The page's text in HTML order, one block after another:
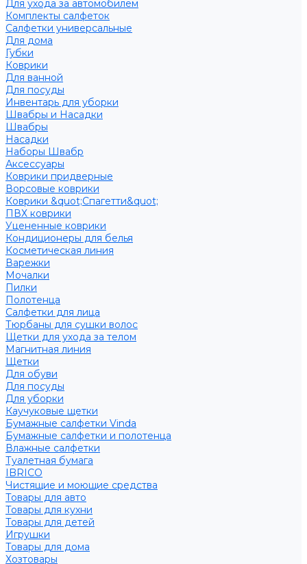
Для ухода за автомобилем
Комплекты салфеток
Салфетки универсальные
Для дома
Губки
Коврики
Для ванной
Для посуды
Инвентарь для уборки
Швабры и Насадки
Швабры
Насадки
Наборы Швабр
Аксессуары
Коврики придверные
Ворсовые коврики
Коврики &quot;Спагетти&quot;
ПВХ коврики
Уцененные коврики
Кондиционеры для белья
Косметическая линия
Варежки
Мочалки
Пилки
Полотенца
Салфетки для лица
Тюрбаны для сушки волос
Щетки для ухода за телом
Магнитная линия
Щетки
Для обуви
Для посуды
Для уборки
Каучуковые щетки
Бумажные салфетки Vinda
Бумажные салфетки и полотенца
Влажные салфетки
Туалетная бумага
IBRICO
Чистящие и моющие средства
Товары для авто
Товары для кухни
Товары для детей
Игрушки
Товары для дома
Хозтовары